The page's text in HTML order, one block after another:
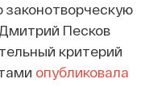
законотворческую
Песков
критерий
опубликовала